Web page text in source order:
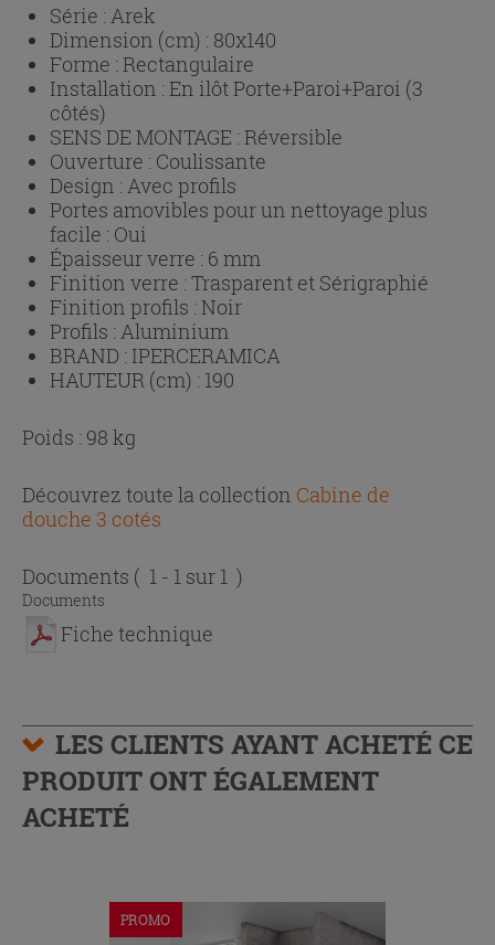
Série : Arek
Dimension (cm) : 80x140
Forme :Rectangulaire
Installation :En ilôt Porte+Paroi+Paroi (3
côtés)
SENS DE MONTAGE :Réversible
Ouverture : Coulissante
Design : Avec profils
Portes amovibles pour un nettoyage plus
facile : Oui
Épaisseur verre : 6 mm
Finition verre :Trasparent et Sérigraphié
Finition profils :Noir
Profils : Aluminium
BRAND : IPERCERAMICA
HAUTEUR (cm) : 190
Poids : 98 kg
Découvrez toute la collection Cabine de
douche 3 cotés
Documents ( 1 - 1 sur 1 )
Documents
Fiche technique
LES CLIENTS AYANT ACHETÉ CE
PRODUIT ONT ÉGALEMENT
ACHETÉ
PROMO